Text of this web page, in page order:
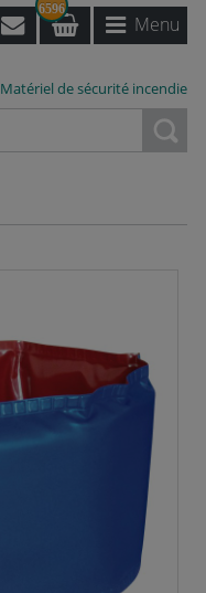
6596
Menu
Matériel de sécurité incendie